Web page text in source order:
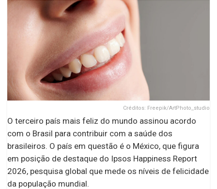
Créditos: Freepik/ArtPhoto_studio
O terceiro país mais feliz do mundo assinou acordo
com o Brasil para contribuir com a saúde dos
brasileiros. O país em questão é o México, que figura
em posição de destaque do Ipsos Happiness Report
2026, pesquisa global que mede os níveis de felicidade
da população mundial.